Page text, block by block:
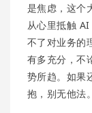
是焦虑，这个
从心里抵触
不了对业务的
有多充分，不
势所趋。如果
抱，别无他法。